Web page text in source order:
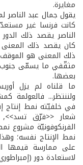
مغايرة.
يقول جمال عبد الناصر
كانت فرنسا غير
الناصر يقصد ذلك
كان يقصد ذلك المعنى
ذلك المعنى هو
مثقّفي ما يسمّى جنوب
بعضها.
ما قلناه لم يزل
ولننتظر... فالعولمة
في خلفيّته نمط
شعار <<فرّق تسد>>,
الفرنكوفونيّة مشروع
نمط الإنتاج نفسه؛
على ممارسة قيمها
لاستعادة دور